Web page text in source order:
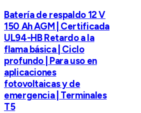
Batería de respaldo 12 V
150 Ah AGM | Certificada
UL94-HB Retardo a la
flama básica | Ciclo
profundo | Para uso en
aplicaciones
fotovoltaicas y de
emergencia | Terminales
T5